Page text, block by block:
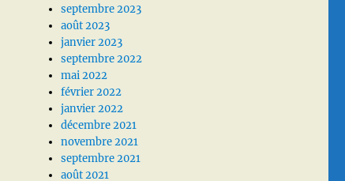
septembre 2023
août 2023
janvier 2023
septembre 2022
mai 2022
février 2022
janvier 2022
décembre 2021
novembre 2021
septembre 2021
août 2021